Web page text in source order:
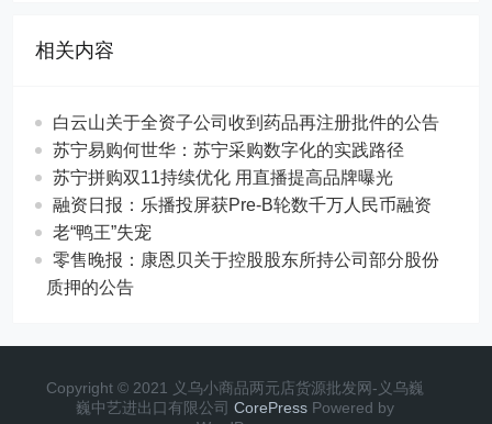
相关内容
白云山关于全资子公司收到药品再注册批件的公告
苏宁易购何世华：苏宁采购数字化的实践路径
苏宁拼购双11持续优化 用直播提高品牌曝光
融资日报：乐播投屏获Pre-B轮数千万人民币融资
老“鸭王”失宠
零售晚报：康恩贝关于控股股东所持公司部分股份
质押的公告
Copyright © 2021 义乌小商品两元店货源批发网-义乌巍
巍中艺进出口有限公司 CorePress Powered by